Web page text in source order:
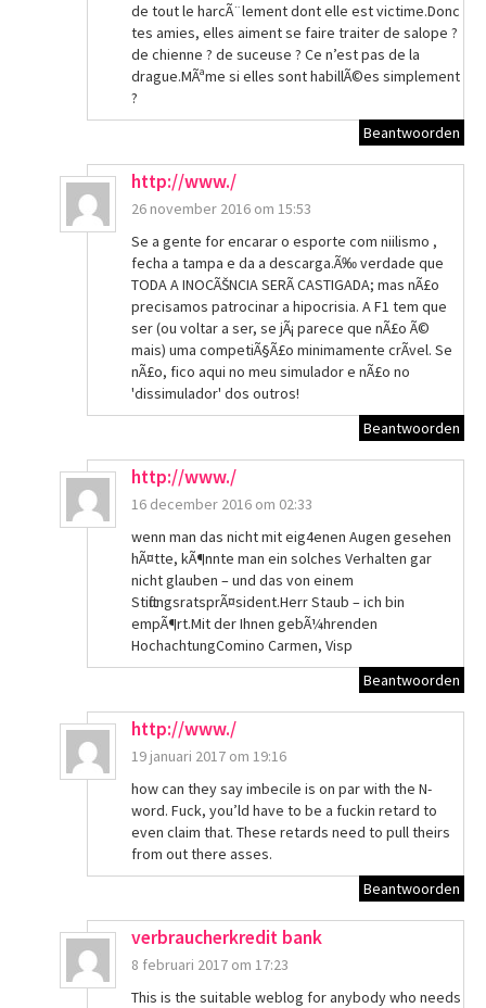
de tout le harcÃ¨lement dont elle est victime.Donc
tes amies, elles aiment se faire traiter de salope ?
de chienne ? de suceuse ? Ce n’est pas de la
drague.MÃªme si elles sont habillÃ©es simplement
?
Beantwoorden
http://www./
26 november 2016 om 15:53
Se a gente for encarar o esporte com niilismo ,
fecha a tampa e da a descarga.Ã‰ verdade que
TODA A INOCÃŠNCIA SERÃ CASTIGADA; mas nÃ£o
precisamos patrocinar a hipocrisia. A F1 tem que
ser (ou voltar a ser, se jÃ¡ parece que nÃ£o Ã©
mais) uma competiÃ§Ã£o minimamente crÃ­vel. Se
nÃ£o, fico aqui no meu simulador e nÃ£o no
'dissimulador' dos outros!
Beantwoorden
http://www./
16 december 2016 om 02:33
wenn man das nicht mit eig4enen Augen gesehen
hÃ¤tte, kÃ¶nnte man ein solches Verhalten gar
nicht glauben – und das von einem
StiftungsratsprÃ¤sident.Herr Staub – ich bin
empÃ¶rt.Mit der Ihnen gebÃ¼hrenden
HochachtungComino Carmen, Visp
Beantwoorden
http://www./
19 januari 2017 om 19:16
how can they say imbecile is on par with the N-
word. Fuck, you’ld have to be a fuckin retard to
even claim that. These retards need to pull theirs
from out there asses.
Beantwoorden
verbraucherkredit bank
8 februari 2017 om 17:23
This is the suitable weblog for anybody who needs